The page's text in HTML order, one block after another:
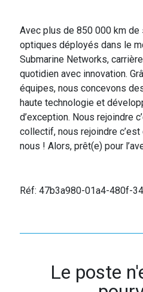
Avec plus de 850 000 km
optiques déployés dans le
Submarine Networks,
quotidien avec innovation.
équipes, nous concevons
haute technologie et
d’exception. Nous rejoindre
collectif, nous rejoindre
nous ! Alors, prêt(e) pour
Réf: 47b3a980-01a4-480f-
Le poste